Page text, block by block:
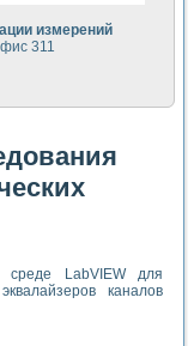
измерений
311
среде LabVIEW для
каналов